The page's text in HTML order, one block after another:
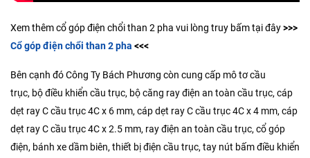
Xem thêm cổ góp điện chổi than 2 pha vui lòng truy bấm tại đây>>>
Cổ góp điện chổi than 2 pha <<<
Bên cạnh đó Công Ty Bách Phương còn cung cấp mô tơ cầu
trục, bộ điều khiển cầu trục, bộ căng ray điện an toàn cầu trục,cáp
dẹt ray C cầu trục 4C x 6 mm,cáp dẹt ray C cầu trục 4C x 4 mm,cáp
dẹt ray C cầu trục 4C x 2.5 mm, ray điện an toàn cầu trục,cổ góp
điện, bánh xe dầm biên,thiết bị điện cầu trục,tay nút bấm điều khiển